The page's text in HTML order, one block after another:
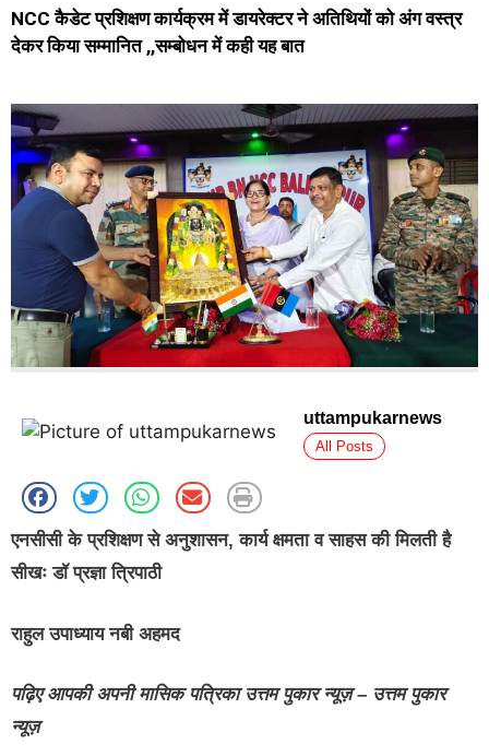
NCC कैडेट प्रशिक्षण कार्यक्रम में डायरेक्टर ने अतिथियों को अंग वस्त्र
देकर किया सम्मानित ,,सम्बोधन में कही यह बात
uttampukarnews
All Posts
एनसीसी के प्रशिक्षण से अनुशासन, कार्य क्षमता व साहस की मिलती है
सीखः डॉ प्रज्ञा त्रिपाठी
राहुल उपाध्याय नबी अहमद
पढ़िए आपकी अपनी मासिक पत्रिका उत्तम पुकार न्यूज़ – उत्तम पुकार
न्यूज़